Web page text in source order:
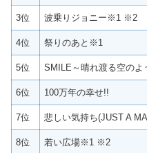
3位 波乗りジョニー※1 ※2
4位 祭りのあと※1
5位 SMILE～晴れ渡る空の
6位 100万年の幸せ!!
7位 悲しい気持ち(JUST A
8位 若い広場※1 ※2